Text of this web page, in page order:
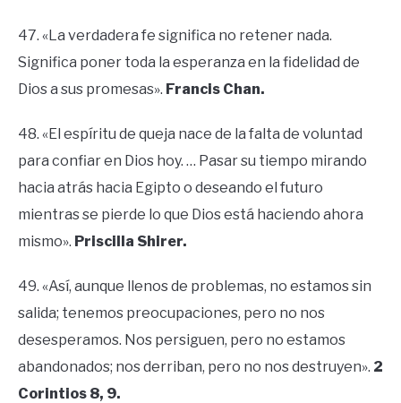
47. «La verdadera fe significa no retener nada.
Significa poner toda la esperanza en la fidelidad de
Dios a sus promesas». Francis Chan.
48. «El espíritu de queja nace de la falta de voluntad
para confiar en Dios hoy. … Pasar su tiempo mirando
hacia atrás hacia Egipto o deseando el futuro
mientras se pierde lo que Dios está haciendo ahora
mismo». Priscilla Shirer.
49. «Así, aunque llenos de problemas, no estamos sin
salida; tenemos preocupaciones, pero no nos
desesperamos. Nos persiguen, pero no estamos
abandonados; nos derriban, pero no nos destruyen». 2
Corintios 8, 9.